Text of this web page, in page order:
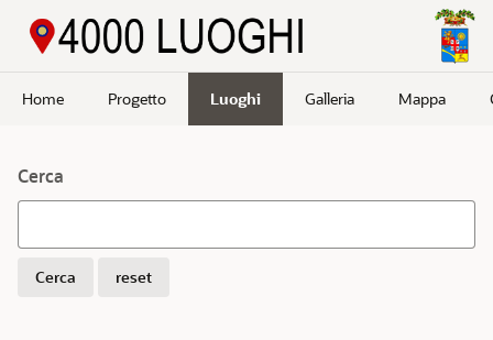
Home Progetto Luoghi Galleria Mappa
Cerca
Cerca reset
e
storici